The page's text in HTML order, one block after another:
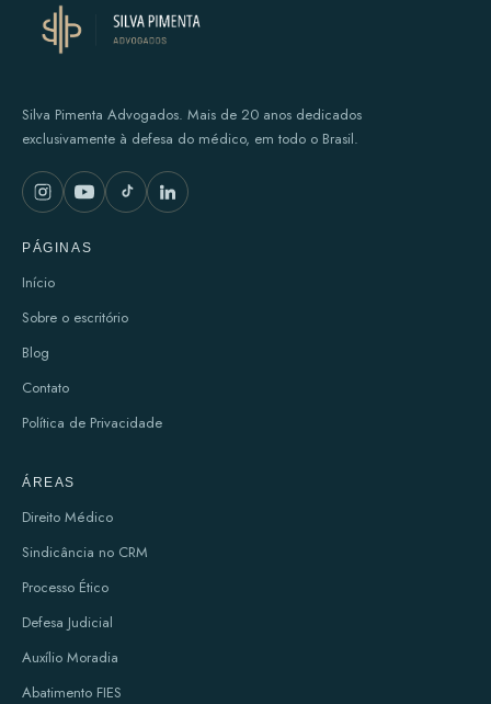
Silva Pimenta Advogados. Mais de 20 anos dedicados
exclusivamente à defesa do médico, em todo o Brasil.
PÁGINAS
Início
Sobre o escritório
Blog
Contato
Política de Privacidade
ÁREAS
Direito Médico
Sindicância no CRM
Processo Ético
Defesa Judicial
Auxílio Moradia
Abatimento FIES